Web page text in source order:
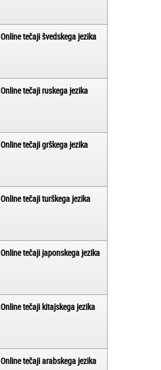
Online tečaji švedskega jezika
Online tečaji ruskega jezika
Online tečaji grškega jezika
Online tečaji turškega jezika
Online tečaji japonskega jezika
Online tečaji kitajskega jezika
Online tečaji arabskega jezika